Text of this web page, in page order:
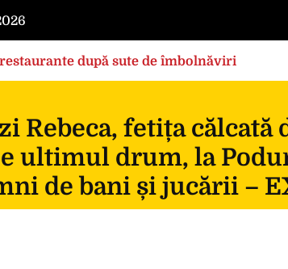
după sute de îmbolnăviri
Rebeca, fetița călcată
ultimul drum, la
de bani și jucării –